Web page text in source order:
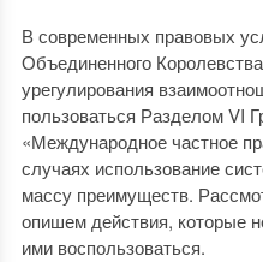
В современных правовых
Объединенного
урегулирования
пользоваться Разделом VI
«Международное частное
случаях использование
массу преимуществ.
опишем действия, которые
ими воспользоваться.